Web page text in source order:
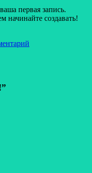
первая запись.
начинайте создавать!
”